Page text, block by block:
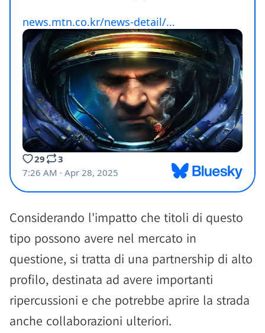
Considerando l'impatto che titoli di questo
tipo possono avere nel mercato in
questione, si tratta di una partnership di alto
profilo, destinata ad avere importanti
ripercussioni e che potrebbe aprire la strada
anche collaborazioni ulteriori.